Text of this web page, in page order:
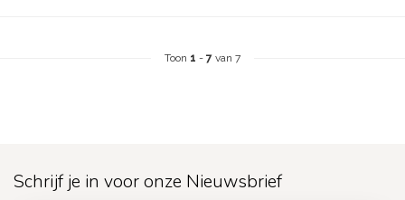
Toon 1 - 7 van 7
Schrijf je in voor onze Nieuwsbrief